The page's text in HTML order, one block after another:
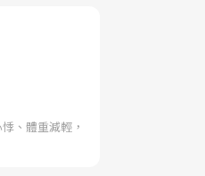
、體重減輕，